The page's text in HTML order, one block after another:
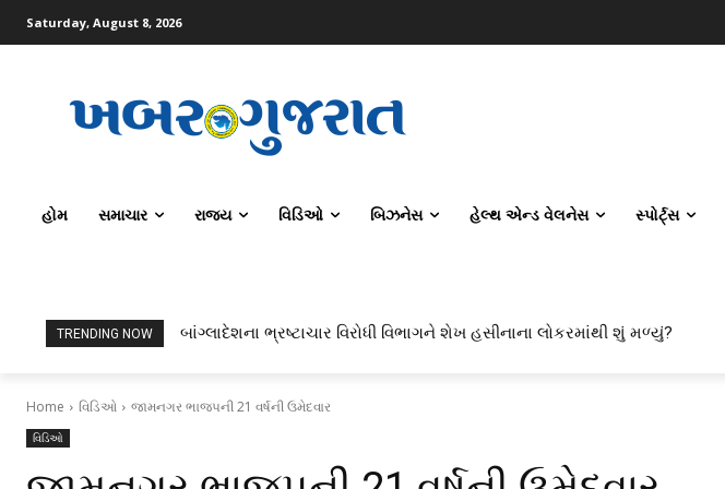
Saturday, August 8, 2026
હોમ સમાચાર રાજ્ય વિડિઓ બિઝનેસ હેલ્થ એન્ડ વેલનેસ સ્પોર્ટ્સ
TRENDING NOW બાંગ્લાદેશના ભ્રષ્ટાચાર વિરોધી વિભાગને શેખ હસીનાના લોકરમાંથી શું મળ્યું?
Home વિડિઓ જામનગર ભાજપની 21 વર્ષની ઉમેદવાર
વિડિઓ